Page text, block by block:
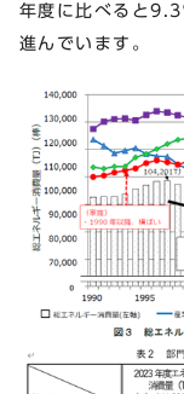
年度に比べると9.3
進んでいます。